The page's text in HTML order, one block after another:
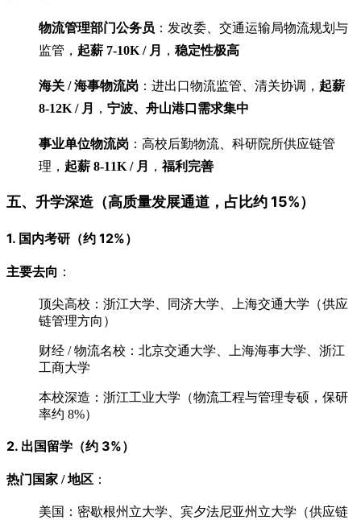
物流管理部门公务员 ：发改委、交通运输局物流规划与
监管， 起薪 7-10K / 月 ， 稳定性极高
海关 / 海事物流岗 ：进出口物流监管、清关协调， 起薪
8-12K / 月
， 宁波、舟山港口需求集中
事业单位物流岗 ：高校后勤物流、科研院所供应链管
理， 起薪 8-11K / 月 ，福利完善
五、升学深造（高质量发展通道，占比约 15%）
1. 国内考研（约 12%）
主要去向 ：
顶尖高校：浙江大学、同济大学、上海交通大学（供应
链管理方向）
财经 / 物流名校：北京交通大学、上海海事大学、浙江
工商大学
本校深造：浙江工业大学（物流工程与管理专硕，保研
率约 8%）
2. 出国留学（约 3%）
热门国家 / 地区 ：
美国：密歇根州立大学、宾夕法尼亚州立大学（供应链